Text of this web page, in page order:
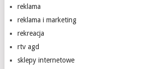
reklama
reklama i marketing
rekreacja
rtv agd
sklepy internetowe